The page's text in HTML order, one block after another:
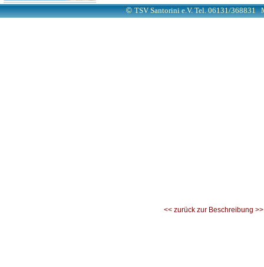
<< zurück zur Beschreibung >>
©TSV Santorini e.V. Tel. 06131/368831